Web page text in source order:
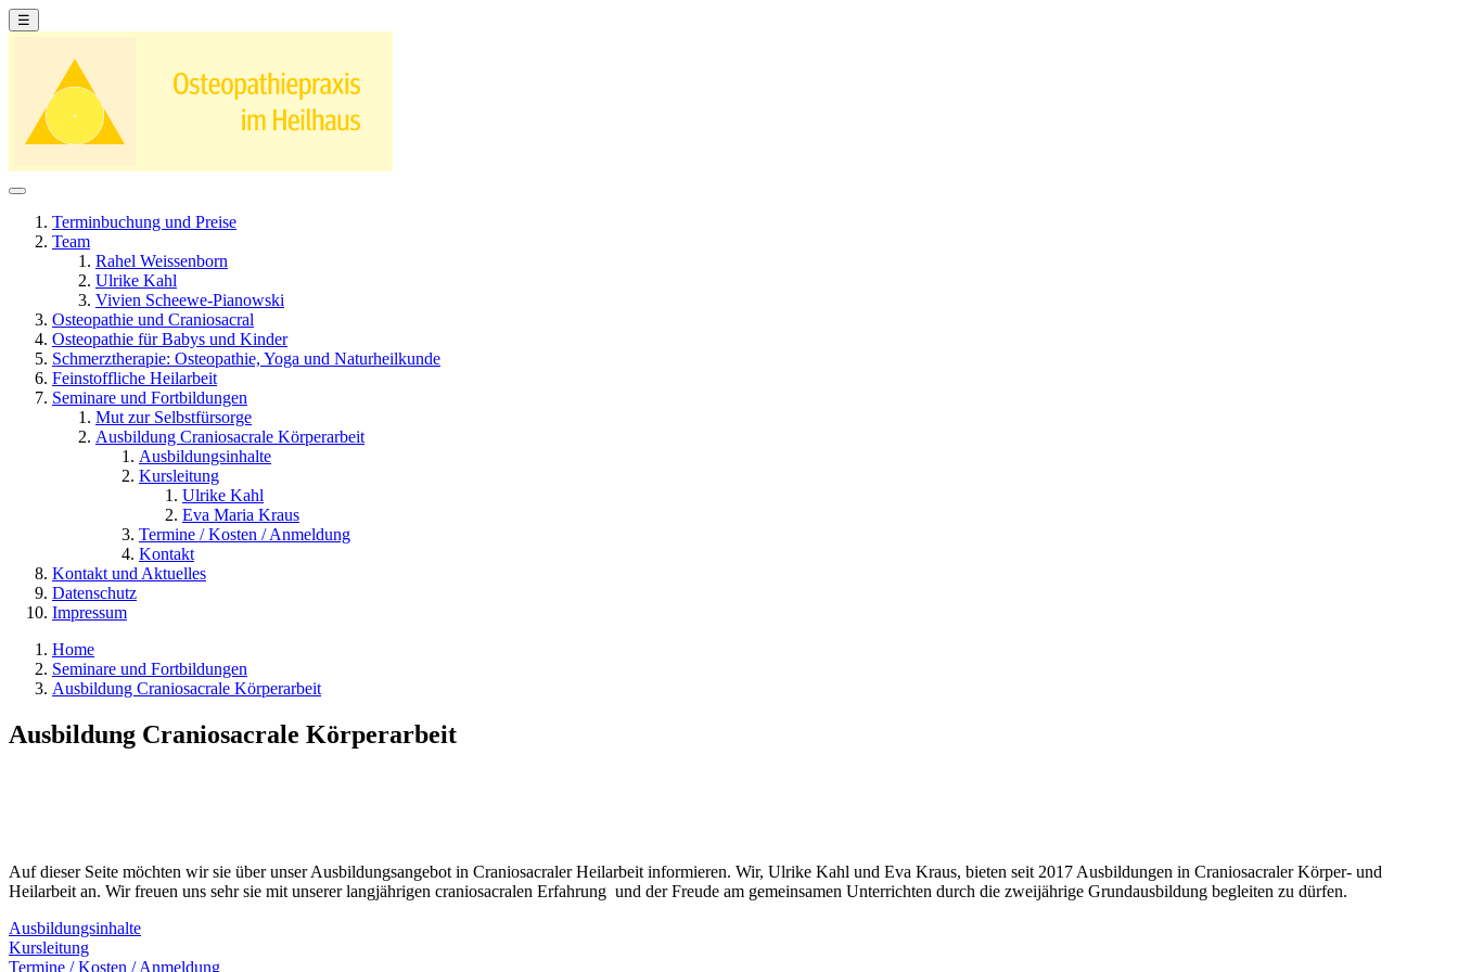
☰
Terminbuchung und Preise
Team
Rahel Weissenborn
Ulrike Kahl
Vivien Scheewe-Pianowski
Osteopathie und Craniosacral
Osteopathie für Babys und Kinder
Schmerztherapie: Osteopathie, Yoga und Naturheilkunde
Feinstoffliche Heilarbeit
Seminare und Fortbildungen
Mut zur Selbstfürsorge
Ausbildung Craniosacrale Körperarbeit
Ausbildungsinhalte
Kursleitung
Ulrike Kahl
Eva Maria Kraus
Termine / Kosten / Anmeldung
Kontakt
Kontakt und Aktuelles
Datenschutz
Impressum
Home
Seminare und Fortbildungen
Ausbildung Craniosacrale Körperarbeit
Ausbildung Craniosacrale Körperarbeit
Auf dieser Seite möchten wir sie über unser Ausbildungsangebot in Craniosacraler Heilarbeit informieren. Wir, Ulrike Kahl und Eva Kraus, bieten seit 2017 Ausbildungen in Craniosacraler Körper- und
Heilarbeit an. Wir freuen uns sehr sie mit unserer langjährigen craniosacralen Erfahrung und der Freude am gemeinsamen Unterrichten durch die zweijährige Grundausbildung begleiten zu dürfen.
Ausbildungsinhalte
Kursleitung
Termine / Kosten / Anmeldung